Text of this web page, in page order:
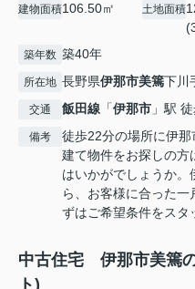
建物面積106.50㎡ 土地面積
築年数 築40年
所在地 長野県伊那市美篶下川
交通 飯田線 「伊那市 」駅
備考
徒歩22分の場所に伊
建て物件をお探しの方
はいかがでしょうか。
ら、お客様に合った一
ずはご希望条件をスタ
中古住宅 伊那市美篶
ト)